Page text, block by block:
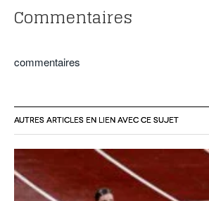
Commentaires
commentaires
AUTRES ARTICLES EN LIEN AVEC CE SUJET